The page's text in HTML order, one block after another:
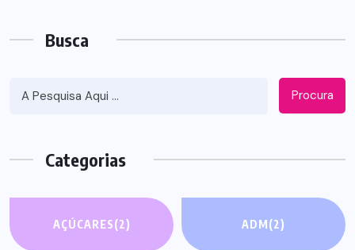
Busca
Procura
Categorias
AÇÚCARES(2) ADM(2)